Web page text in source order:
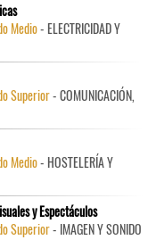
Medio- ELECTRICIDAD Y
Superior- COMUNICACIÓN,
Medio- HOSTELERÍA Y
y Espectáculos
Superior- IMAGEN Y SONIDO